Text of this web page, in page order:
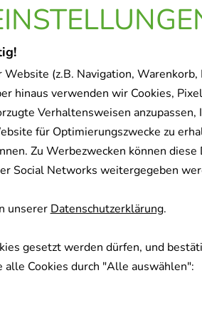
(z.B. Navigation, Warenkorb,
hinaus verwenden wir Cookies,
Verhaltensweisen anzupassen,
für Optimierungszwecke zu
Zu Werbezwecken können diese
Social Networks weitergegeben
unsererDatenschutzerklärung.
gesetzt werden dürfen, und
Cookies durch "Alle auswählen":